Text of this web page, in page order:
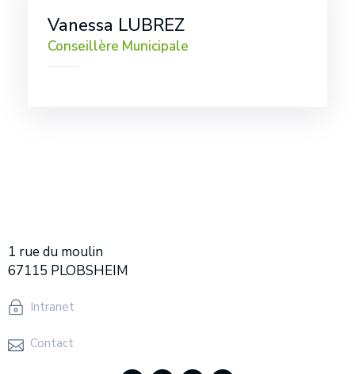
Vanessa LUBREZ
Conseillère Municipale
1 rue du moulin
67115 PLOBSHEIM
Intranet
Contact